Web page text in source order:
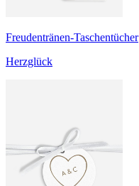
Freudentränen-Taschentücher
Herzglück